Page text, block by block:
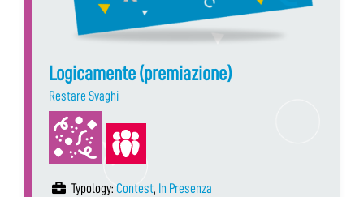
Logicamente (premiazione)
Restare Svaghi
Typology: Contest, In Presenza